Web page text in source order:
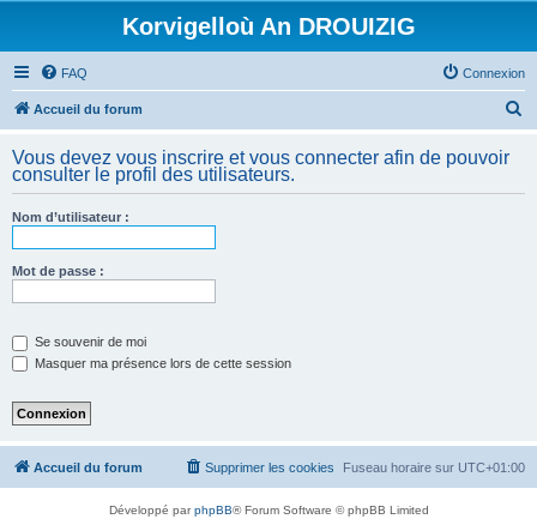
Korvigelloù An DROUIZIG
FAQ Connexion
Accueil du forum
h
Vous devez vous inscrire et vous connecter afin de pouvoir
consulter le profil des utilisateurs.
Nom d’utilisateur :
Mot de passe :
Se souvenir de moi
Masquer ma présence lors de cette session
Accueil du forum Fuseau horaire sur UTC+01:00
Supprimer les cookies
Développé parphpBB® Forum Software © phpBB Limited